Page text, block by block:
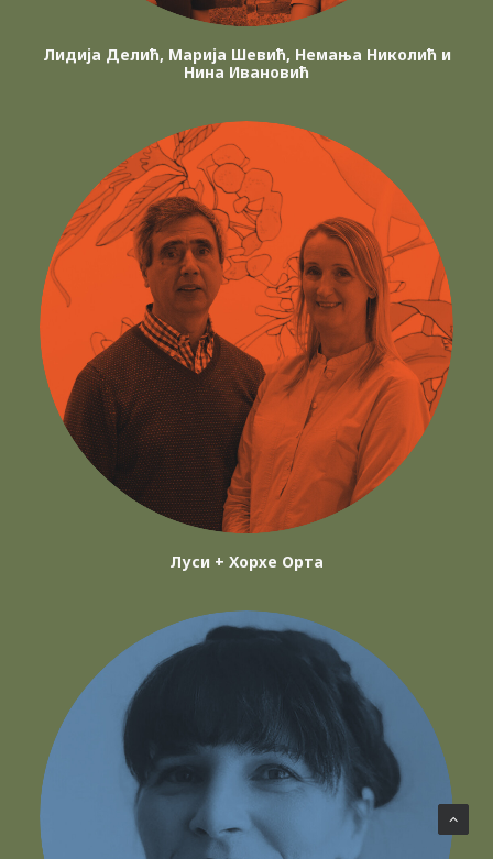
Лидија Делић, Марија Шевић, Немања Николић и
Нина Ивановић
Луси + Хорхе Орта